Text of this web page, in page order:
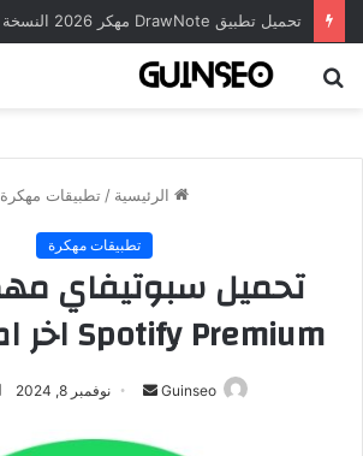
الرئيسية / تطبيقات مهكرة
تطبيقات مهكرة
Spotify Premium اخر اصدار مجانا
Guinseo
أرسل
إلكترونيا
نوفمبر 8, 2024